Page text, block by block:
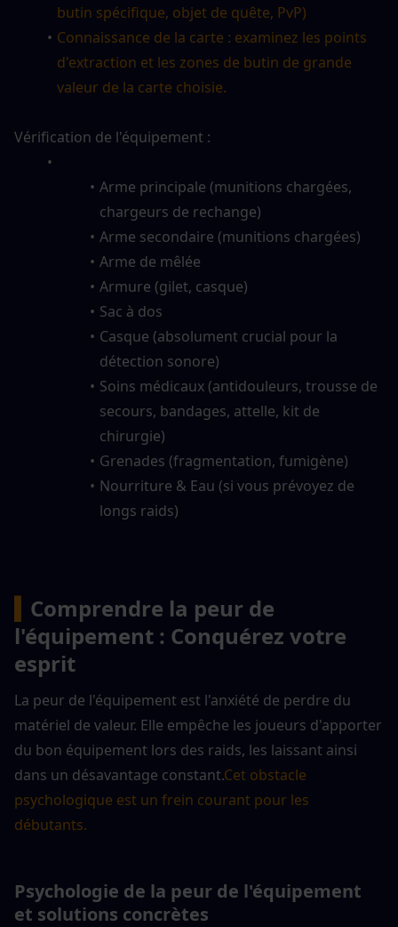
butin spécifique, objet de quête, PvP)
Connaissance de la carte : examinez les points
d'extraction et les zones de butin de grande
valeur de la carte choisie.
Vérification de l'équipement :
Arme principale (munitions chargées,
chargeurs de rechange)
Arme secondaire (munitions chargées)
Arme de mêlée
Armure (gilet, casque)
Sac à dos
Casque (absolument crucial pour la
détection sonore)
Soins médicaux (antidouleurs, trousse de
secours, bandages, attelle, kit de
chirurgie)
Grenades (fragmentation, fumigène)
Nourriture & Eau (si vous prévoyez de
longs raids)
Comprendre la peur de
l'équipement : Conquérez votre
esprit
La peur de l'équipement est l'anxiété de perdre du
matériel de valeur. Elle empêche les joueurs d'apporter
du bon équipement lors des raids, les laissant ainsi
dans un désavantage constant.Cet obstacle
psychologique est un frein courant pour les
débutants.
Psychologie de la peur de l'équipement
et solutions concrètes